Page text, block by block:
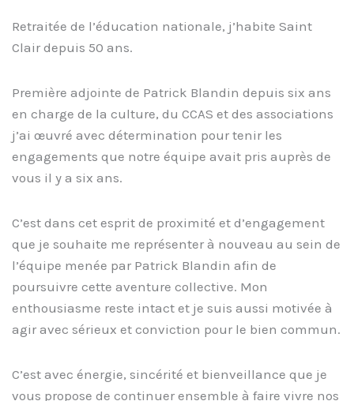
Retraitée de l’éducation nationale, j’habite Saint
Clair depuis 50 ans.
Première adjointe de Patrick Blandin depuis six ans
en charge de la culture, du CCAS et des associations
j’ai œuvré avec détermination pour tenir les
engagements que notre équipe avait pris auprès de
vous il y a six ans.
C’est dans cet esprit de proximité et d’engagement
que je souhaite me représenter à nouveau au sein de
l’équipe menée par Patrick Blandin afin de
poursuivre cette aventure collective. Mon
enthousiasme reste intact et je suis aussi motivée à
agir avec sérieux et conviction pour le bien commun.
C’est avec énergie, sincérité et bienveillance que je
vous propose de continuer ensemble à faire vivre nos